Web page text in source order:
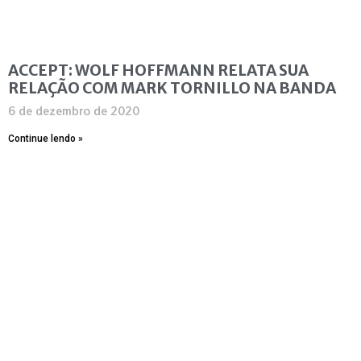
ACCEPT: WOLF HOFFMANN RELATA SUA
RELAÇÃO COM MARK TORNILLO NA BANDA
6 de dezembro de 2020
Continue lendo »